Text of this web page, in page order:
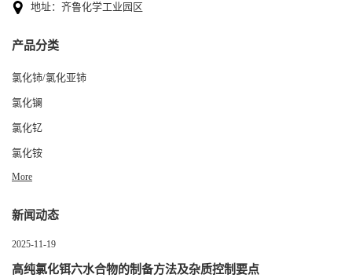
地址：齐鲁化学工业园区
产品分类
氯化铈/氯化亚铈
氯化镧
氯化钇
氯化铵
More
新闻动态
2025-11-19
高纯氯化铒六水合物的制备方法及杂质控制要点